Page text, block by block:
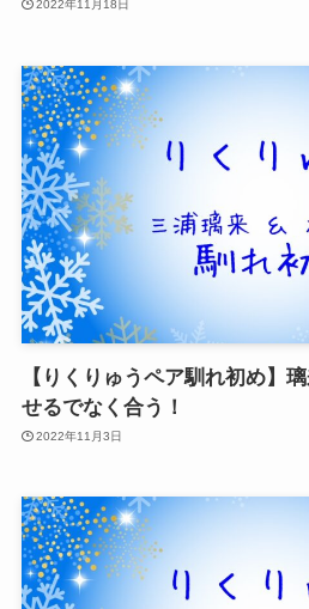
2022年11月18日
【りくりゅうペア馴れ初め】
せるでなく合う！
2022年11月3日